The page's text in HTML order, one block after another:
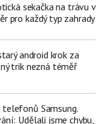
sekačka na trávu v
pro každý typ zahrady
android krok za
trik nezná téměř
telefonů Samsung.
Udělali jsme chybu,